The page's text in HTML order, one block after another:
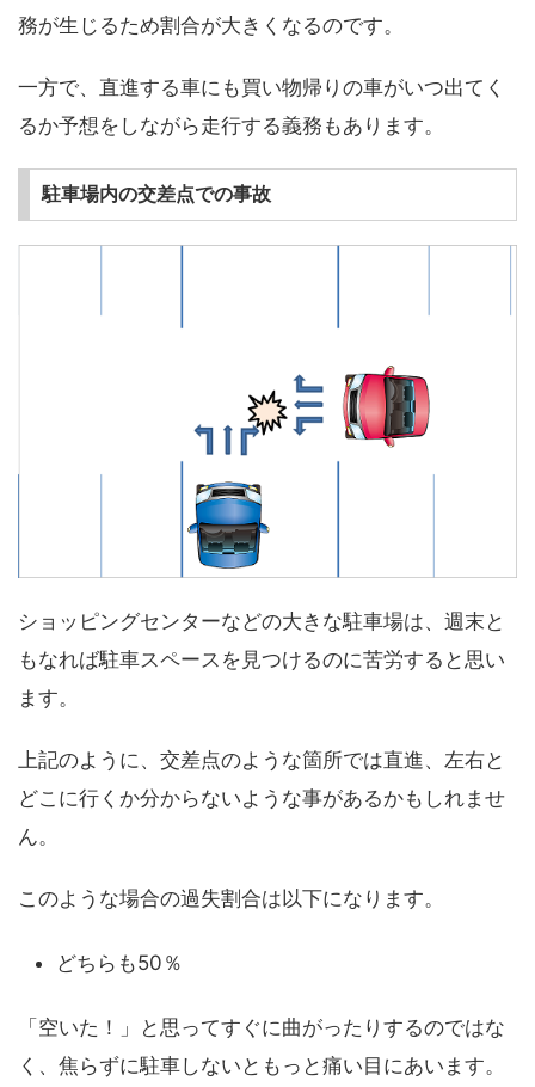
務が生じるため割合が大きくなるのです。
一方で、直進する車にも買い物帰りの車がいつ出てく
るか予想をしながら走行する義務もあります。
駐車場内の交差点での事故
ショッピングセンターなどの大きな駐車場は、週末と
もなれば駐車スペースを見つけるのに苦労すると思い
ます。
上記のように、交差点のような箇所では直進、左右と
どこに行くか分からないような事があるかもしれませ
ん。
このような場合の過失割合は以下になります。
どちらも50％
「空いた！」と思ってすぐに曲がったりするのではな
く、焦らずに駐車しないともっと痛い目にあいます。